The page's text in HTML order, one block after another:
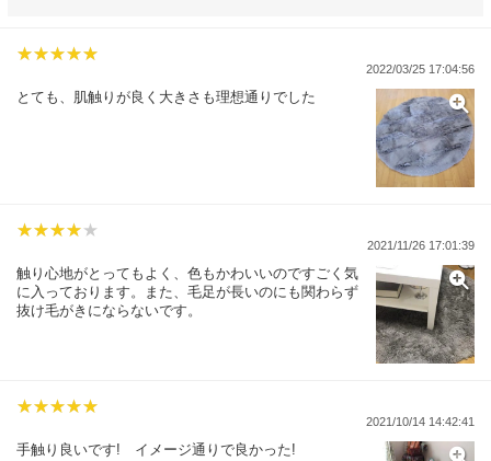
2022/03/25 17:04:56
とても、肌触りが良く大きさも理想通りでした
2021/11/26 17:01:39
触り心地がとってもよく、色もかわいいのですごく気
に入っております。また、毛足が長いのにも関わらず
抜け毛がきにならないです。
2021/10/14 14:42:41
手触り良いです! イメージ通りで良かった!